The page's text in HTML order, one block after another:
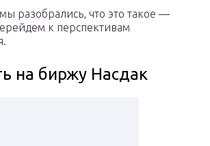
разобрались, что это такое —
к перспективам
на биржу Насдак